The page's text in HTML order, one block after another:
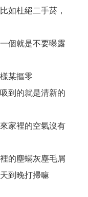
如杜絕二手菸，
個就是不要曝露
某摳零
到的就是清新的
家裡的空氣沒有
的塵蟎灰塵毛屑
到晚打掃嘛